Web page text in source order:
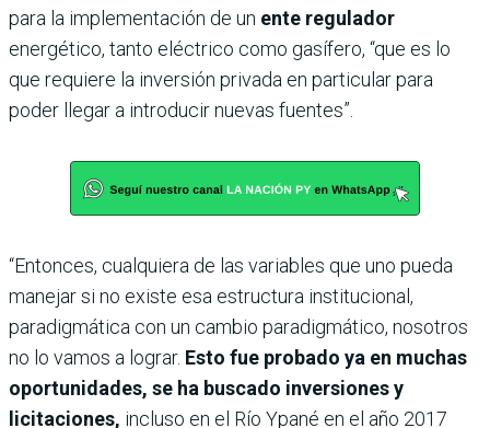
para la implementación de un ente regulador
energético, tanto eléctrico como gasífero, “que es lo
que requiere la inversión privada en particular para
poder llegar a introducir nuevas fuentes”.
“Entonces, cualquiera de las variables que uno pueda
manejar si no existe esa estructura institucional,
paradigmática con un cambio paradigmático, nosotros
no lo vamos a lograr. Esto fue probado ya en muchas
oportunidades, se ha buscado inversiones y
licitaciones, incluso en el Río Ypané en el año 2017